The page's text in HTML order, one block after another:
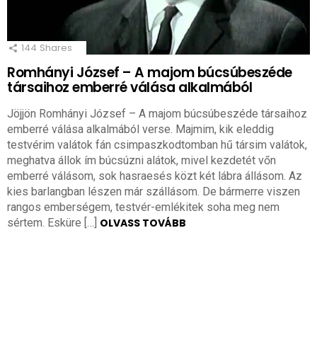
144 Shares
Romhányi József – A majom búcsúbeszéde
társaihoz emberré válása alkalmából
Jöjjön Romhányi József – A majom búcsúbeszéde társaihoz
emberré válása alkalmából verse. Majmim, kik eleddig
testvérim valátok fán csimpaszkodtomban hű társim valátok,
meghatva állok ím búcsúzni alátok, mivel kezdetét vőn
emberré válásom, sok hasraesés közt két lábra állásom. Az
kies barlangban lészen már szállásom. De bármerre viszen
rangos emberségem, testvér-emlékitek soha meg nem
sértem. Esküre […] OLVASS TOVÁBB